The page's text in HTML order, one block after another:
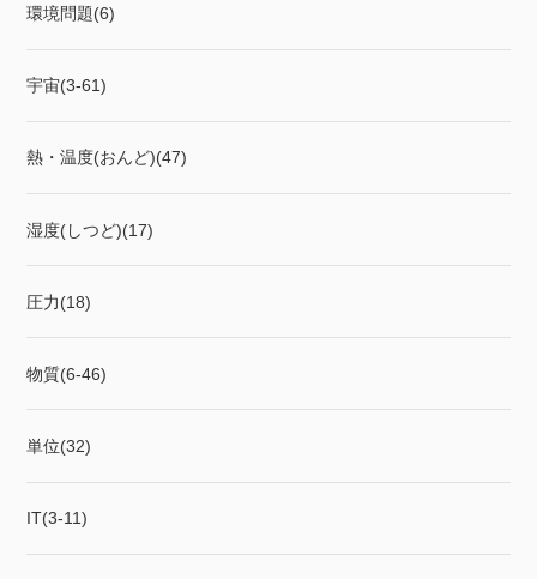
環境問題(6)
宇宙(3-61)
熱・温度(おんど)(47)
湿度(しつど)(17)
圧力(18)
物質(6-46)
単位(32)
IT(3-11)